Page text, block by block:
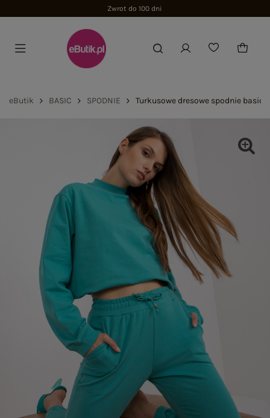
Zwrot do 100 dni
eButik BASIC SPODNIE Turkusowe dresowe spodnie basic